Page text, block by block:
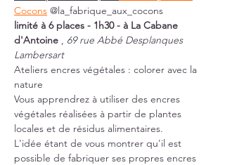
Cocons @la_fabrique_aux_cocons
limité à 6 places - 1h30 - à La Cabane
d'Antoine , 69 rue Abbé Desplanques
Lambersart
Ateliers encres végétales : colorer avec la
nature
Vous apprendrez à utiliser des encres
végétales réalisées à partir de plantes
locales et de résidus alimentaires.
L'idée étant de vous montrer qu'il est
possible de fabriquer ses propres encres